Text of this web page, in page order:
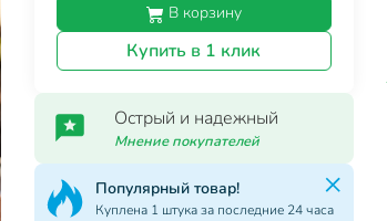
В корзину
Купить в 1 клик
Острый и надежный
Мнение покупателей
Популярный товар!
Куплена 1 штука за последние 24 часа